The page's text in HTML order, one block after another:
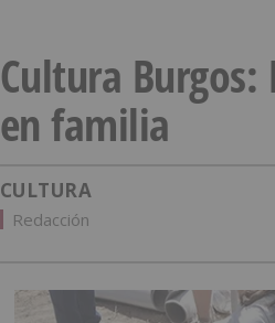
Cultura
en familia
CULTURA
Redacción